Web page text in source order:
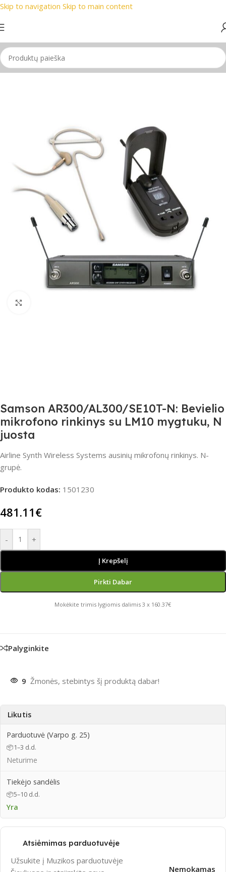
Skip to navigation Skip to main content
prekių ženklai 📦 Nemokamas
Pradžia/Mikrofonas
Samson AR300/AL300/SE10T-N: Bevielio
mikrofono rinkinys su LM10 mygtuku, N
juosta
Airline Synth Wireless Systems ausinių mikrofonų rinkinys. N-
grupė.
Produkto kodas: 1501230
481.11€
- +
Į Krepšelį
Pirkti Dabar
Mokėkite trimis lygiomis dalimis 3 x 160.37€
Palyginkite
9 Žmonės, stebintys šį produktą dabar!
Likutis
Parduotuvė (Varpo g. 25)
📦1–3 d.d.
Neturime
Tiekėjo sandėlis
📦5–10 d.d.
Yra
Atsiėmimas parduotuvėje
Užsukite į Muzikos parduotuvėje
Nemokamas